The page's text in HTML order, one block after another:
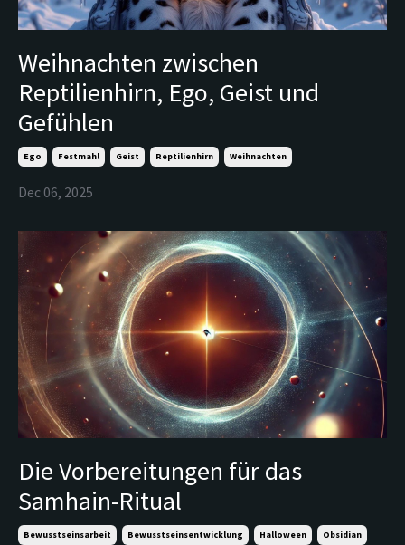
Weihnachten zwischen
Reptilienhirn, Ego, Geist und
Gefühlen
Ego Festmahl Geist Reptilienhirn Weihnachten
Dec 06, 2025
Die Vorbereitungen für das
Samhain-Ritual
Bewusstseinsarbeit Bewusstseinsentwicklung Halloween Obsidian